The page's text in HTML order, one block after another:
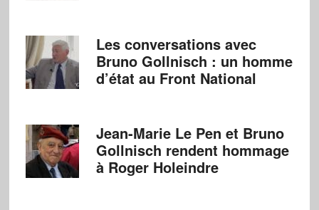
Les conversations avec
Bruno Gollnisch : un homme
d’état au Front National
Jean-Marie Le Pen et Bruno
Gollnisch rendent hommage
à Roger Holeindre